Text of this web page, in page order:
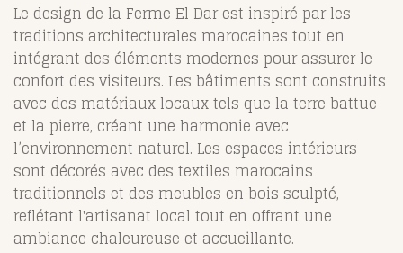
Le design de la Ferme El Dar est inspiré par les
traditions architecturales marocaines tout en
intégrant des éléments modernes pour assurer le
confort des visiteurs. Les bâtiments sont construits
avec des matériaux locaux tels que la terre battue
et la pierre, créant une harmonie avec
l’environnement naturel. Les espaces intérieurs
sont décorés avec des textiles marocains
traditionnels et des meubles en bois sculpté,
reflétant l'artisanat local tout en offrant une
ambiance chaleureuse et accueillante.